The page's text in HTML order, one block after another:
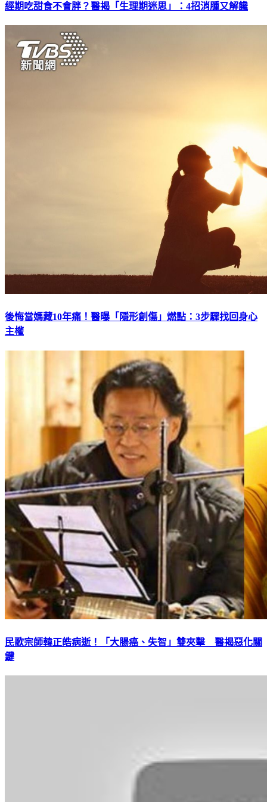
經期吃甜食不會胖？醫揭「生理期迷思」：4招消腫又解饞
後悔當媽藏10年痛！醫曝「隱形創傷」燃點：3步驟找回身心
主權
民歌宗師韓正皓病逝！「大腸癌、失智」雙夾擊 醫揭惡化關
鍵